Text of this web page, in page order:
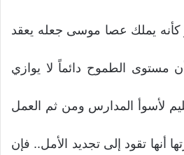
كأنه يملك عصا موسى جعله يعقد
الطموح دائماً لا يوازي
لأسوأ المدارس ومن ثم العمل
أنها تقود إلى تجديد الأمل.. فإن